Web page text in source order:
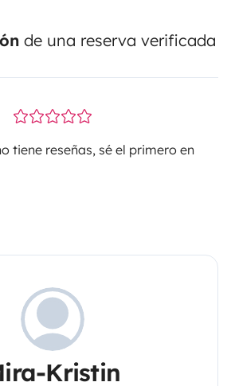
de una reserva verificada
tiene reseñas, sé el primero en
Kristin